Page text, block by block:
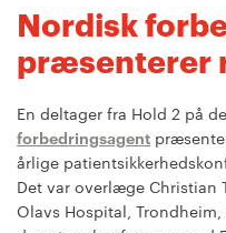
Nordisk
præsenterer
En deltager fra Hold 2 på
forbedringsagent
årlige
Det var overlæge Christian
Olavs Hospital,